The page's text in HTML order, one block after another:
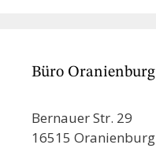
Büro Oranienburg
Bernauer Str. 29
16515 Oranienburg